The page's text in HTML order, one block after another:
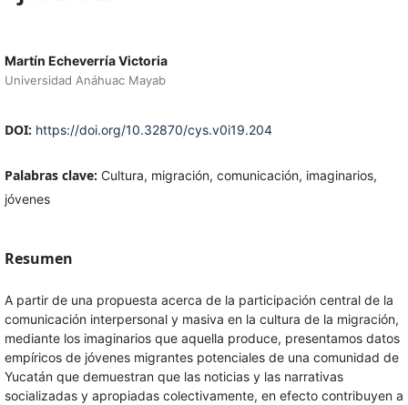
Martín Echeverría Victoria
Universidad Anáhuac Mayab
DOI: https://doi.org/10.32870/cys.v0i19.204
Palabras clave: Cultura, migración, comunicación, imaginarios,
jóvenes
Resumen
A partir de una propuesta acerca de la participación central de la
comunicación interpersonal y masiva en la cultura de la migración,
mediante los imaginarios que aquella produce, presentamos datos
empíricos de jóvenes migrantes potenciales de una comunidad de
Yucatán que demuestran que las noticias y las narrativas
socializadas y apropiadas colectivamente, en efecto contribuyen a